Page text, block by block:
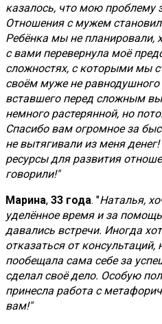
казалось, что мою проблему
Отношения с мужем
Ребёнка мы не планировали,
с вами перевернула моё
сложностях, с которыми мы
своём муже не равнодушного
вставшего перед сложным
немного растерянной, но
Спасибо вам огромное за
не вытягивали из меня
ресурсы для развития
говорили!"
Марина, 33 года. "Наталья,
уделённое время и за
давались встречи. Иногда
отказаться от консультаций,
пообещала сама себе за
сделал своё дело. Особую
принесла работа с
вам!"